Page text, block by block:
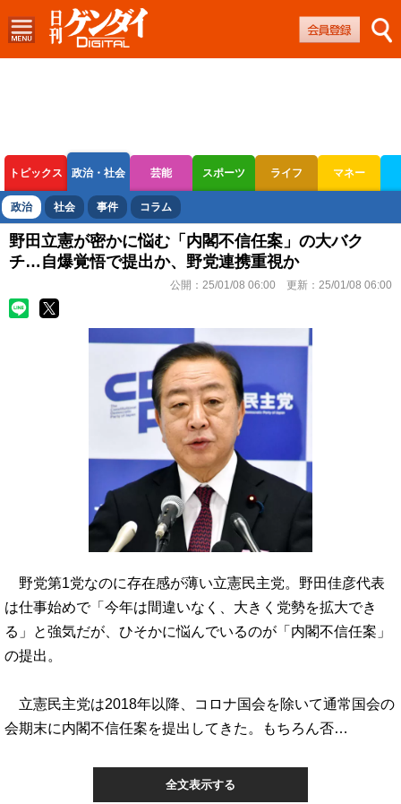
トピックス 政治・社会 芸能 スポーツ ライフ マネー
ボートレース 競輪 オートレース
政治 社会 事件 コラム
野田立憲が密かに悩む「内閣不信任案」の大バク
チ…自爆覚悟で提出か、野党連携重視か
公開： 25/01/08 06:00 更新： 25/01/08 06:00
野党第1党なのに存在感が薄い立憲民主党。野田佳彦代表
は仕事始めで「今年は間違いなく、大きく党勢を拡大でき
る」と強気だが、ひそかに悩んでいるのが「内閣不信任案」
の提出。
立憲民主党は2018年以降、コロナ国会を除いて通常国会の
会期末に内閣不信任案を提出してきた。もちろん否…
全文表示する